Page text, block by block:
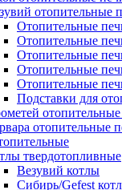
отопительные
Отопительные
Отопительные
Отопительные
Отопительные
Отопительные
Подставки для
отопительные
твердотопливные
Везувий котлы
Сибирь/Gefest